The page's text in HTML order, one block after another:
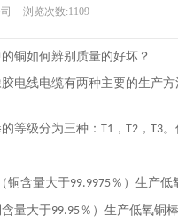
浏览次数:1109
铜如何辨别质量的好坏？
电线电缆有两种主要的生产方
等级分为三种： T1 ， T2， T3。
铜含量大于99.9975％）生产低
量大于99.95％）生产低氧铜棒